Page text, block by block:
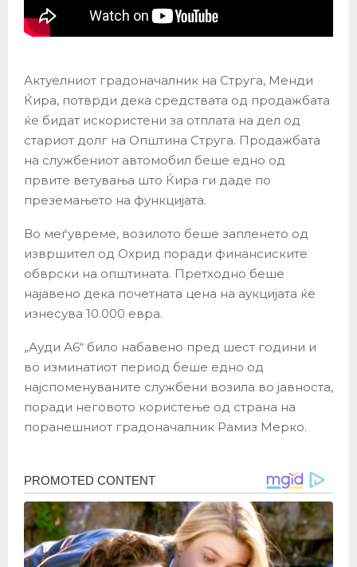
Актуелниот градоначалник на Струга, Менди
Ќира, потврди дека средствата од продажбата
ќе бидат искористени за отплата на дел од
стариот долг на Општина Струга. Продажбата
на службениот автомобил беше едно од
првите ветувања што Ќира ги даде по
преземањето на функцијата.
Во меѓувреме, возилото беше запленето од
извршител од Охрид поради финансиските
обврски на општината. Претходно беше
најавено дека почетната цена на аукцијата ќе
изнесува 10.000 евра.
„Ауди А6“ било набавено пред шест години и
во изминатиот период беше едно од
најспоменуваните службени возила во јавноста,
поради неговото користење од страна на
поранешниот градоначалник Рамиз Мерко.